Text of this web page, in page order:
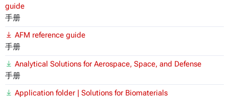
guide
手册
AFM reference guide
手册
Analytical Solutions for Aerospace, Space, and Defense
手册
Application folder | Solutions for Biomaterials